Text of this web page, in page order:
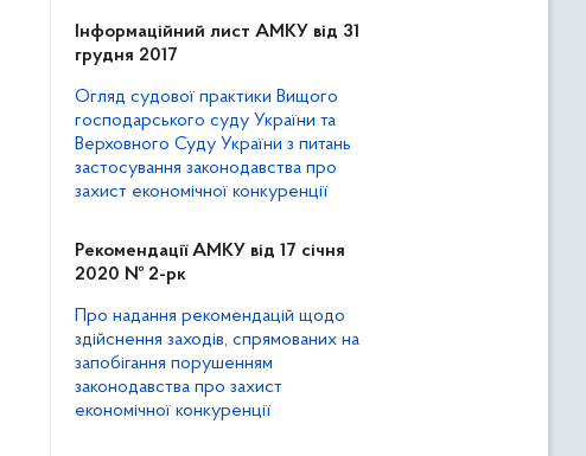
Інформаційний лист АМКУ від 31
грудня 2017
Огляд судової практики Вищого
господарського суду України та
Верховного Суду України з питань
застосування законодавства про
захист економічної конкуренції
Рекомендації АМКУ від 17 січня
2020 № 2-рк
Про надання рекомендацій щодо
здійснення заходів, спрямованих на
запобігання порушенням
законодавства про захист
економічної конкуренції